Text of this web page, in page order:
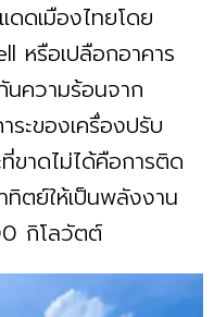
ดเมืองไทยโดย
หรือเปลือกอาคาร
นความร้อนจาก
ะของเครื่องปรับ
ขาดไม่ได้คือการติด
ตย์ให้เป็นพลังงาน
กิโลวัตต์